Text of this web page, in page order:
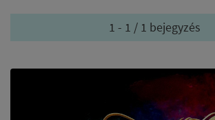
1 - 1 / 1 bejegyzés